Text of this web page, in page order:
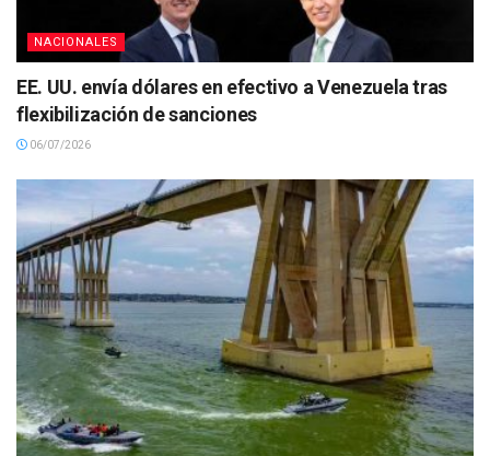
NACIONALES
EE. UU. envía dólares en efectivo a Venezuela tras
flexibilización de sanciones
06/07/2026